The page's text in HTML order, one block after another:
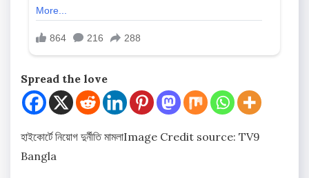
Spread the love
হাইকোর্টে নিয়োগ দুর্নীতি মামলাImage Credit source: TV9
Bangla